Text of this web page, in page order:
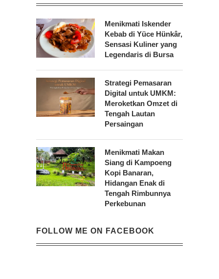
Menikmati Iskender
Kebab di Yüce Hünkâr,
Sensasi Kuliner yang
Legendaris di Bursa
Strategi Pemasaran
Digital untuk UMKM:
Meroketkan Omzet di
Tengah Lautan
Persaingan
Menikmati Makan
Siang di Kampoeng
Kopi Banaran,
Hidangan Enak di
Tengah Rimbunnya
Perkebunan
FOLLOW ME ON FACEBOOK